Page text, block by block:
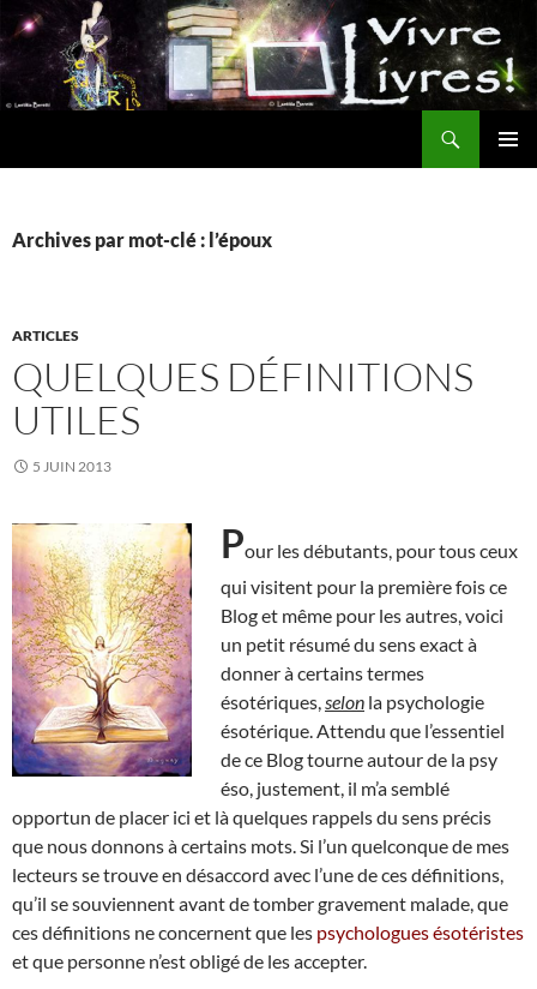
Aller
au
contenu
Archives par mot-clé : l’époux
ARTICLES
QUELQUES DÉFINITIONS
UTILES
5 JUIN 2013
Pour les débutants, pour tous ceux
qui visitent pour la première fois ce
Blog et même pour les autres, voici
un petit résumé du sens exact à
donner à certains termes
ésotériques, selon la psychologie
ésotérique. Attendu que l’essentiel
de ce Blog tourne autour de la psy
éso, justement, il m’a semblé
opportun de placer ici et là quelques rappels du sens précis
que nous donnons à certains mots. Si l’un quelconque de mes
lecteurs se trouve en désaccord avec l’une de ces définitions,
qu’il se souviennent avant de tomber gravement malade, que
ces définitions ne concernent que les psychologues ésotéristes
et que personne n’est obligé de les accepter.